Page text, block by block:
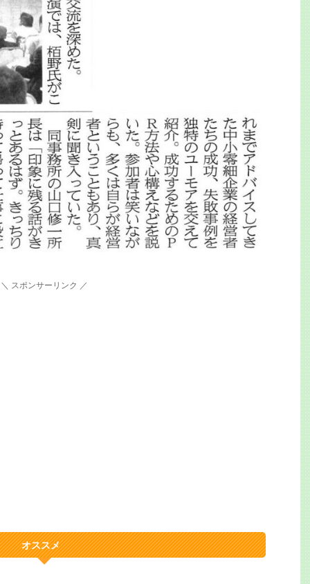
＼ スポンサーリンク ／
オススメ